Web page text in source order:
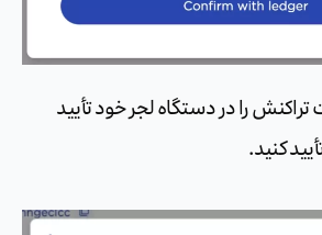
را در دستگاه لجر خود تأیید
کنید.